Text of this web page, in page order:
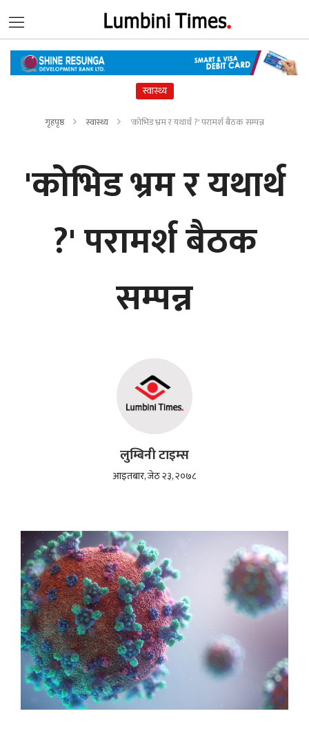
स्वास्थ्य
गृहपृष्ठ स्वास्थ्य 'कोभिड भ्रम र यथार्थ ?' परामर्श बैठक सम्पन्न
'कोभिड भ्रम र यथार्थ
?' परामर्श बैठक
सम्पन्न
लुम्बिनी टाइम्स
आइतबार, जेठ २३, २०७८